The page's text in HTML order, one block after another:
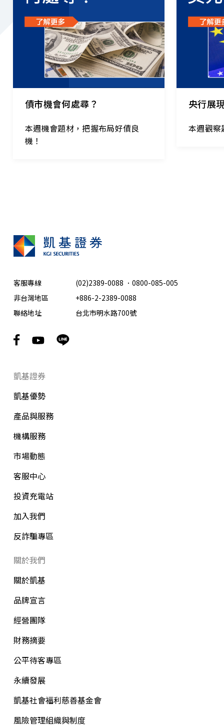
2026.08.04 ｜
債市機會何處尋？
本週機會題材，把握布局好債良
機！
2026.07.28
央行展
本週觀察
客服專線 (02)2389-0088 ． 0800-085-005
非台灣地區
+886-2-2389-0088
聯絡地址
台北市明水路700號
凱基證券
凱基優勢
產品與服務
機構服務
市場動態
客服中心
投資充電站
加入我們
反詐騙專區
關於我們
關於凱基
品牌宣言
經營團隊
財務摘要
公平待客專區
永續發展
凱基社會福利慈善基金會
風險管理組織與制度